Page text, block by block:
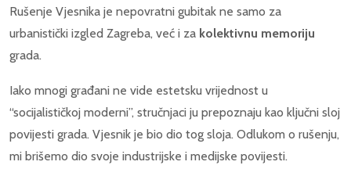
Rušenje Vjesnika je nepovratni gubitak ne samo za
urbanistički izgled Zagreba, već i za kolektivnu memoriju
grada.
Iako mnogi građani ne vide estetsku vrijednost u
“socijalističkoj moderni”, stručnjaci ju prepoznaju kao ključni sloj
povijesti grada. Vjesnik je bio dio tog sloja. Odlukom o rušenju,
mi brišemo dio svoje industrijske i medijske povijesti.